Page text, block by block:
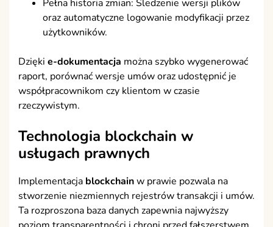
Pełna historia zmian: Śledzenie wersji plików
oraz automatyczne logowanie modyfikacji przez
użytkowników.
Dzięki e-dokumentacja można szybko wygenerować
raport, porównać wersje umów oraz udostępnić je
współpracownikom czy klientom w czasie
rzeczywistym.
Technologia blockchain w
usługach prawnych
Implementacja blockchainw prawie pozwala na
stworzenie niezmiennych rejestrów transakcji i umów.
Ta rozproszona baza danych zapewnia najwyższy